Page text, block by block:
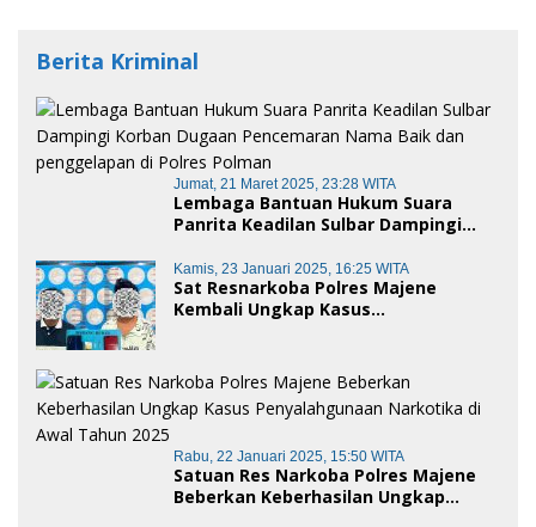
Berita Kriminal
Jumat, 21 Maret 2025, 23:28 WITA
Lembaga Bantuan Hukum Suara
Panrita Keadilan Sulbar Dampingi
Baik dan penggelapan di Polres
Polman
Kamis, 23 Januari 2025, 16:25 WITA
Sat Resnarkoba Polres Majene
Kembali Ungkap Kasus
Rabu, 22 Januari 2025, 15:50 WITA
Satuan Res Narkoba Polres Majene
Beberkan Keberhasilan Ungkap